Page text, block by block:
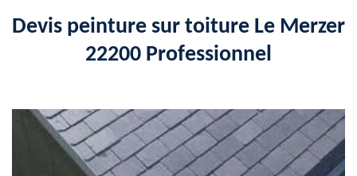
Devis peinture sur toiture Le Merzer
22200 Professionnel